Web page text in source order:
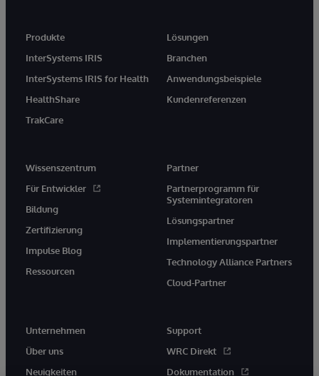
Produkte
InterSystems IRIS
InterSystems IRIS for Health
HealthShare
TrakCare
Lösungen
Branchen
Anwendungsbeispiele
Kundenreferenzen
Wissenszentrum
Für Entwickler
Bildung
Zertifizierung
Impulse Blog
Ressourcen
Partner
Partnerprogramm für
Systemintegratoren
Lösungspartner
Implementierungspartner
Technology Alliance Partners
Cloud-Partner
Unternehmen
Über uns
Neuigkeiten
Support
WRC Direkt
Dokumentation